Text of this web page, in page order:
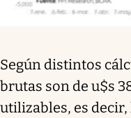
Según distintos
brutas son de u$s
utilizables, es